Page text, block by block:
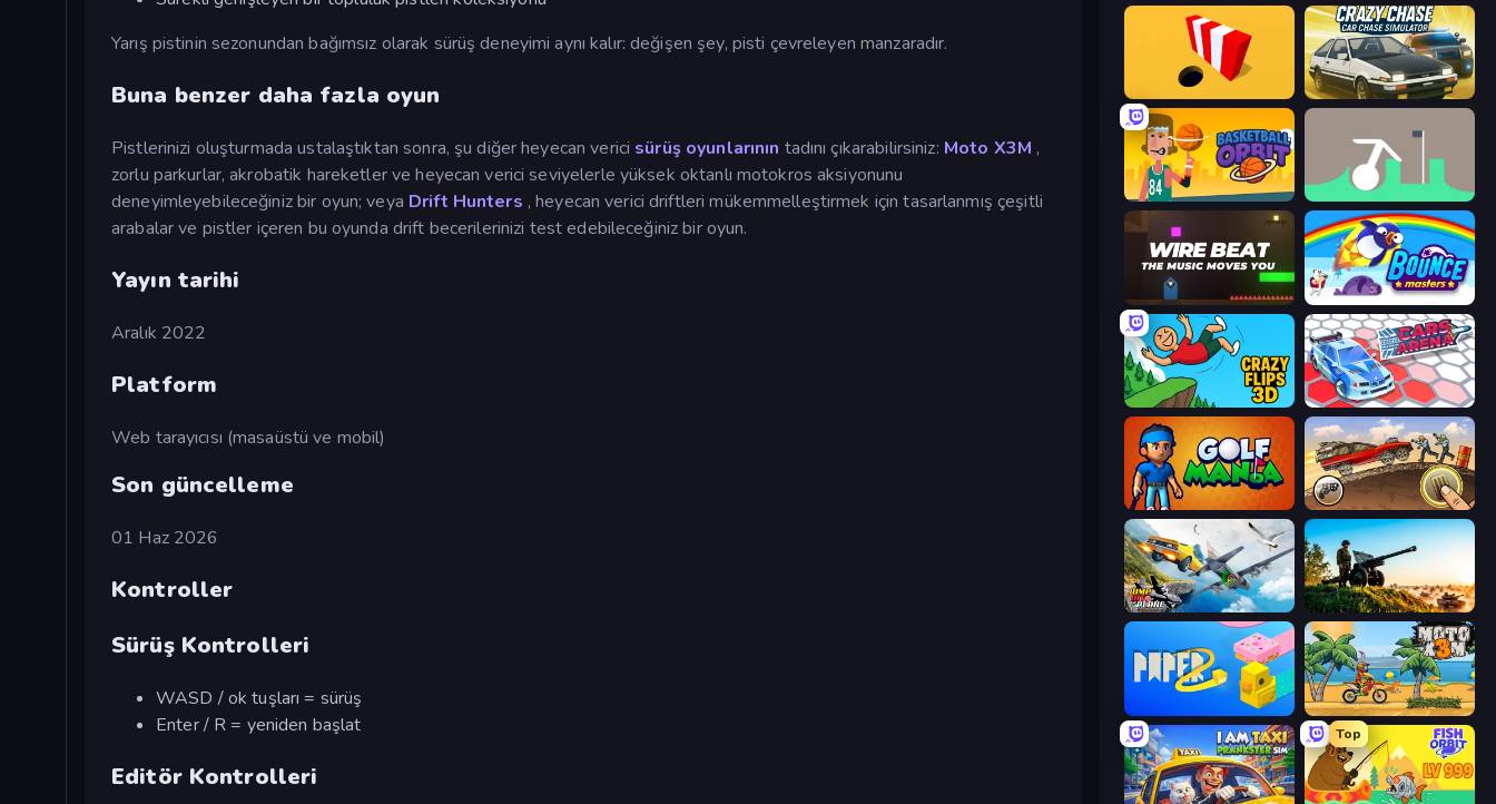
Yarış pistinin sezonundan bağımsız olarak sürüş deneyimi aynı kalır: değişen şey, pisti çevreleyen manzaradır.
Buna benzer daha fazla oyun
Pistlerinizi oluşturmada ustalaştıktan sonra, şu diğer heyecan verici sürüş oyunlarının tadını çıkarabilirsiniz: Moto X3M ,
zorlu parkurlar, akrobatik hareketler ve heyecan verici seviyelerle yüksek oktanlı motokros aksiyonunu
deneyimleyebileceğiniz bir oyun; veya Drift Hunters , heyecan verici driftleri mükemmelleştirmek için tasarlanmış çeşitli
arabalar ve pistler içeren bu oyunda drift becerilerinizi test edebileceğiniz bir oyun.
Yayın tarihi
Aralık 2022
Platform
Web tarayıcısı (masaüstü ve mobil)
Son güncelleme
01 Haz 2026
Kontroller
Sürüş Kontrolleri
WASD / ok tuşları = sürüş
Enter / R = yeniden başlat
Editör Kontrolleri
Color Hole Crazy Chase - Car Chase Simulator
Basketball Orbit Grow in the Hole
Wire Beat Bouncemasters
Crazy Flips 3D Cars Arena
Golf Mania Earn to Die: Zombie Ride
Jump Into The Plane Artillery Vs Tanks
Moto X3M
Top